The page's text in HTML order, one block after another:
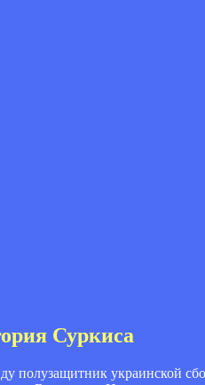
Суркиса
полузащитник украинской